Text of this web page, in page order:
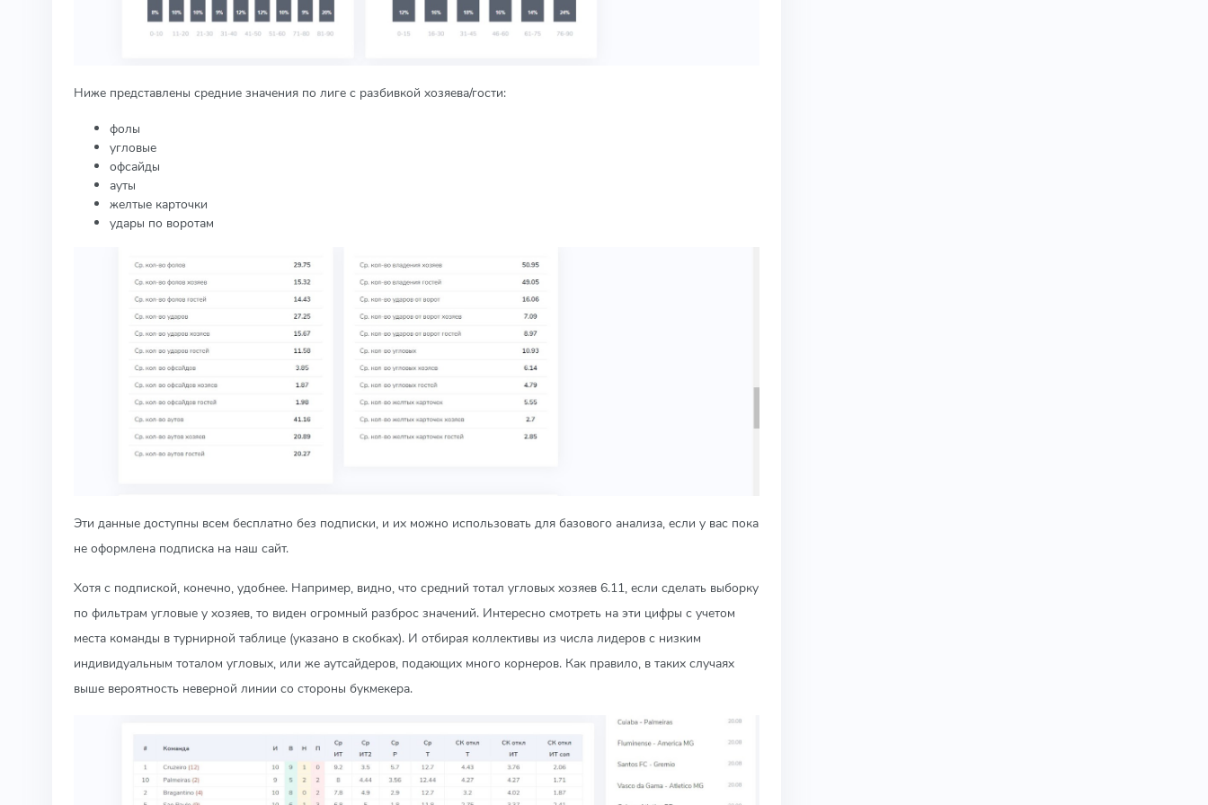
Ниже представлены средние значения по лиге с разбивкой хозяева/гости:
фолы
угловые
офсайды
ауты
желтые карточки
удары по воротам
Эти данные доступны всем бесплатно без подписки, и их можно использовать для базового анализа, если у вас пока
не оформлена подписка на наш сайт.
Хотя с подпиской, конечно, удобнее. Например, видно, что средний тотал угловых хозяев 6.11, если сделать выборку
по фильтрам угловые у хозяев, то виден огромный разброс значений. Интересно смотреть на эти цифры с учетом
места команды в турнирной таблице (указано в скобках). И отбирая коллективы из числа лидеров с низким
индивидуальным тоталом угловых, или же аутсайдеров, подающих много корнеров. Как правило, в таких случаях
выше вероятность неверной линии со стороны букмекера.